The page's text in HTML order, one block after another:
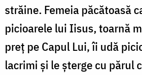
străine. Femeia păcătoasă
picioarele lui Iisus, toarnă
preţ pe Capul Lui, îi udă
lacrimi şi le şterge cu părul